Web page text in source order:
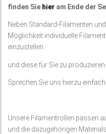
finden Sie hier am Ende der
Neben Standard-Filamenten
Möglichkeit individuelle
einzustellen
und diese für Sie zu produzieren.
Sprechen Sie uns hierzu einfach
Unsere Filamentrollen passen
und die dazugehörigen